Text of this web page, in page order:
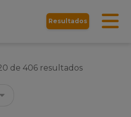
Resultados
de 406 resultados